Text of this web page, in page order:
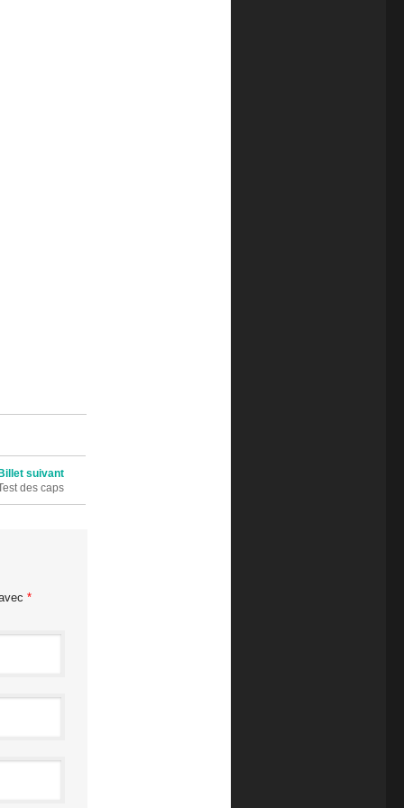
suivant
des caps
*